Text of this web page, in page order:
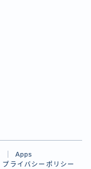
Apps
プライバシーポリシー